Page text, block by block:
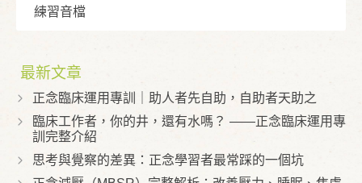
練習⾳檔
最新文章
正念臨床運用專訓｜助人者先自助，自助者天助之
臨床工作者，你的井，還有水嗎？ ——正念臨床運用專
訓完整介紹
思考與覺察的差異：正念學習者最常踩的一個坑